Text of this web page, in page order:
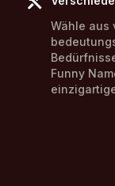
Wähle aus
Funny